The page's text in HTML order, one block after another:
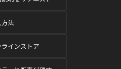
方法
ラインストア